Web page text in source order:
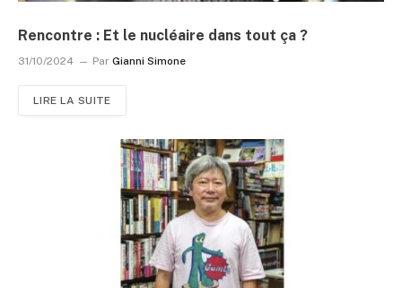
Rencontre : Et le nucléaire dans tout ça ?
31/10/2024 Par Gianni Simone
LIRE LA SUITE